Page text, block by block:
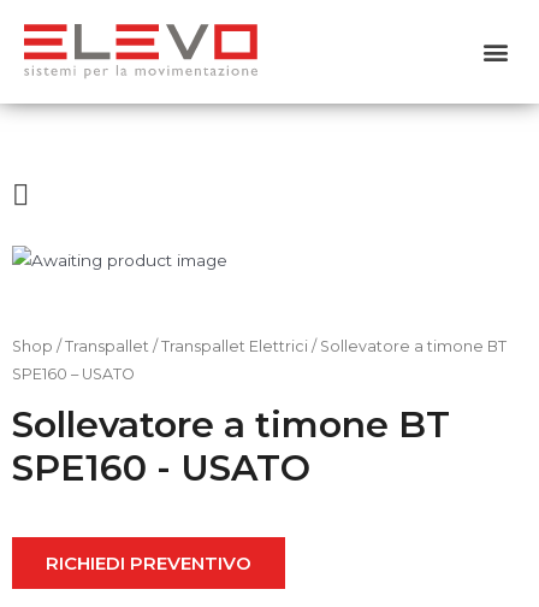
Home
Noleggio
Servizi
n
i
e
t
Shop / Transpallet / Transpallet Elettrici / Sollevatore a timone BT
SPE160 – USATO
Sollevatore a timone BT
SPE160 - USATO
RICHIEDI PREVENTIVO